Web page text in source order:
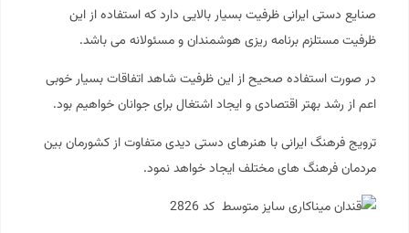
صنایع دستی ایرانی ظرفیت بسیار بالایی دارد که استفاده از این
ظرفیت مستلزم برنامه ریزی هوشمندان و مسئولانه می باشد.
در صورت استفاده صحیح از این ظرفیت شاهد اتفاقات بسیار خوبی
اعم از رشد بهتر اقتصادی و ایجاد اشتغال برای جوانان خواهیم بود.
ترویج فرهنگ ایرانی با هنرهای دستی دیدی متفاوت از کشورمان بین
مردمان فرهنگ های مختلف ایجاد خواهد نمود.